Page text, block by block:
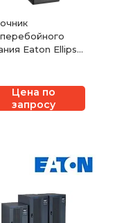
Eaton Ellipse
Цена по
запросу